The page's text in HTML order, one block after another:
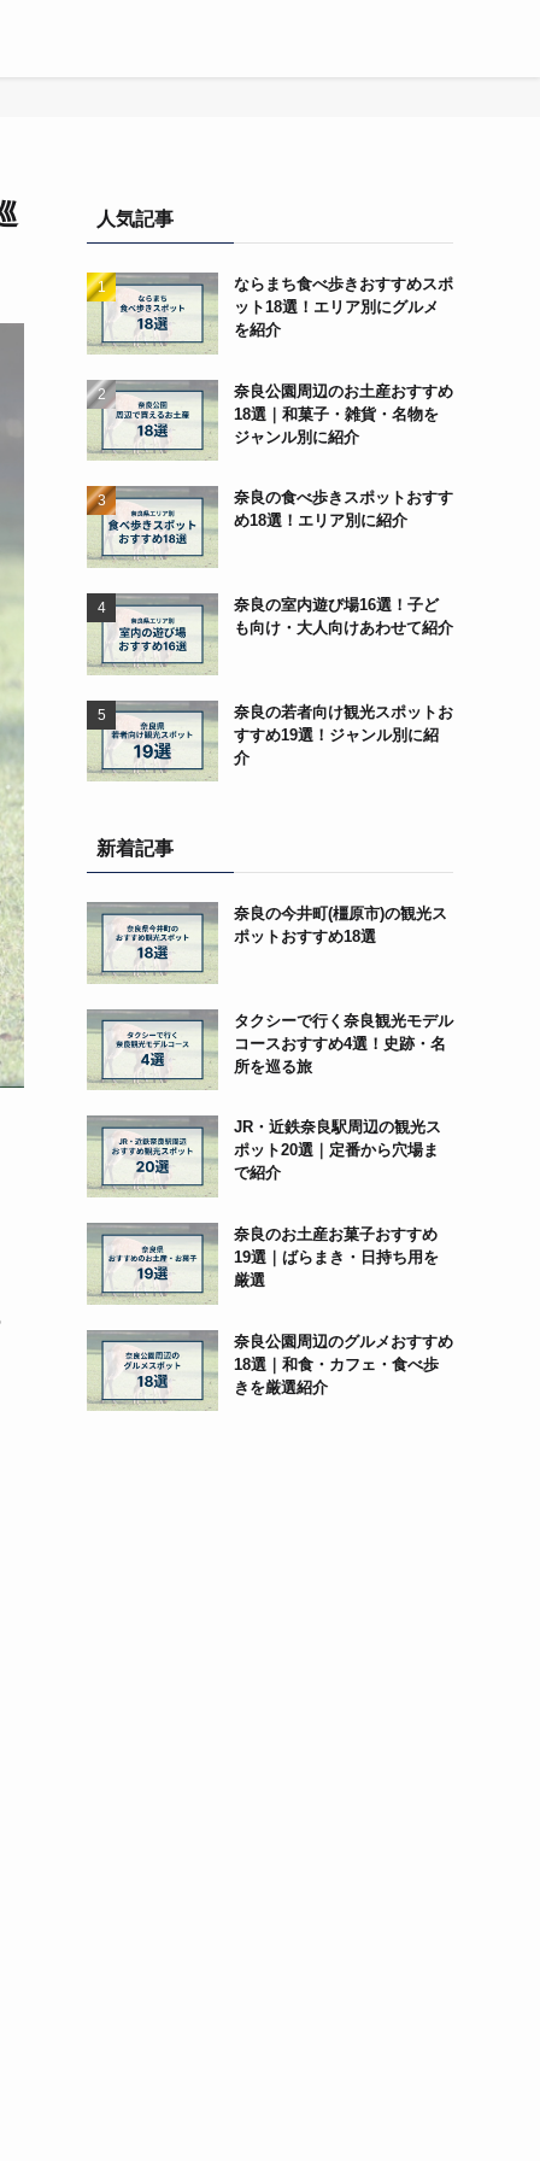
人気記事
ならまち食べ歩きおすすめスポ
ット18選！エリア別にグルメ
を紹介
奈良公園周辺のお土産おすすめ
18選｜和菓子・雑貨・名物を
ジャンル別に紹介
奈良の食べ歩きスポットおすす
め18選！エリア別に紹介
奈良の室内遊び場16選！子ど
も向け・大人向けあわせて紹介
奈良の若者向け観光スポットお
すすめ19選！ジャンル別に紹
介
新着記事
奈良の今井町(橿原市)の観光ス
ポットおすすめ18選
タクシーで行く奈良観光モデル
コースおすすめ4選！史跡・名
所を巡る旅
JR・近鉄奈良駅周辺の観光ス
ポット20選｜定番から穴場ま
で紹介
奈良のお土産お菓子おすすめ
19選｜ばらまき・日持ち用を
厳選
奈良公園周辺のグルメおすすめ
18選｜和食・カフェ・食べ歩
きを厳選紹介